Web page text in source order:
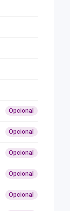
Opcional
Opcional
Opcional
Opcional
Opcional